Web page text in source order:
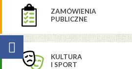
ZAMÓWIENIA
PUBLICZNE
KULTURA
I SPORT